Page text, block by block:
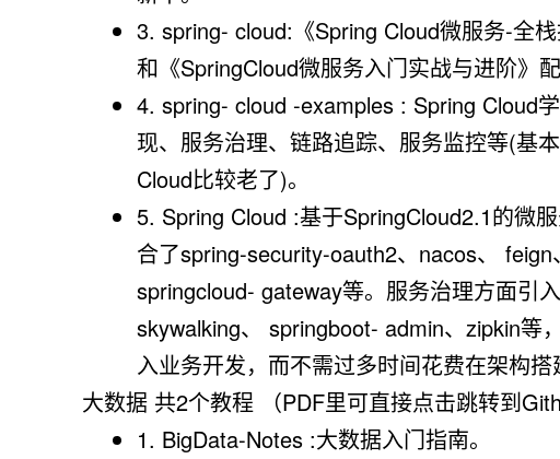
3. spring- cloud:《Spring Cloud微服务-全栈
和《SpringCloud微服务入门实战与进阶》配
4. spring- cloud -examples : Spring Cloud
现、服务治理、链路追踪、服务监控等(基
Cloud比较老了)。
5. Spring Cloud :基于SpringCloud2.1的微
合了spring-security-oauth2、nacos、 feign
springcloud- gateway等。服务治理方面引入
skywalking、 springboot- admin、zipkin等
入业务开发，而不需过多时间花费在架构搭
大数据 共2个教程 （PDF里可直接点击跳转到
1. BigData-Notes :大数据入门指南。